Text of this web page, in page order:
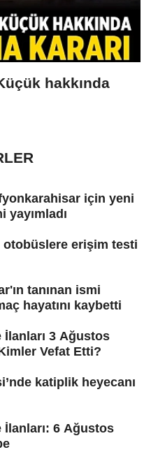
hakkında
için yeni
yayımladı
otobüslere erişim testi
tanınan ismi
hayatını kaybetti
İlanları 3 Ağustos
Vefat Etti?
katiplik heyecanı
İlanları: 6 Ağustos